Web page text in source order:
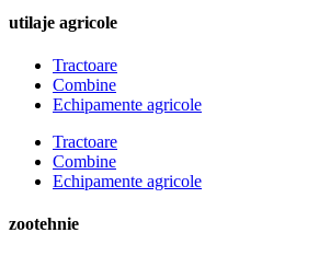
utilaje agricole
Tractoare
Combine
Echipamente agricole
Tractoare
Combine
Echipamente agricole
zootehnie